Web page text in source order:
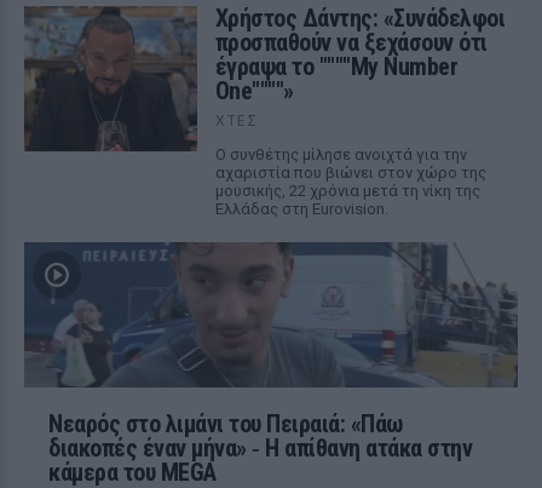
Χρήστος Δάντης: «Συνάδελφοι
προσπαθούν να ξεχάσουν ότι
έγραψα το """"My Number
One""""»
ΧΤΕΣ
Ο συνθέτης μίλησε ανοιχτά για την
αχαριστία που βιώνει στον χώρο της
μουσικής, 22 χρόνια μετά τη νίκη της
Ελλάδας στη Eurovision.
Νεαρός στο λιμάνι του Πειραιά: «Πάω
διακοπές έναν μήνα» ‑ Η απίθανη ατάκα στην
κάμερα του MEGA